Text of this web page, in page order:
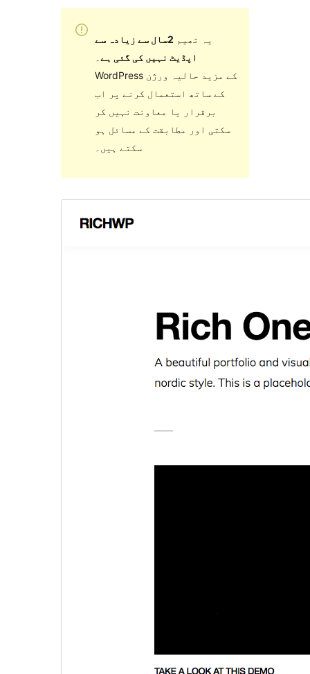
یہ تھیم
2سال سے زیادہ سے
اپڈیٹ نہیں کی گئی ہے
WordPress کے مزید حالیہ ورژن
کے ساتھ استعمال کرنے پر اب
برقرار یا معاونت نہیں کر
سکتی اور مطابقت کے مسائل ہو
سکتے ہیں۔